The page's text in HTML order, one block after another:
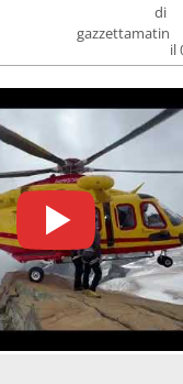
di
gazzettamatin
il